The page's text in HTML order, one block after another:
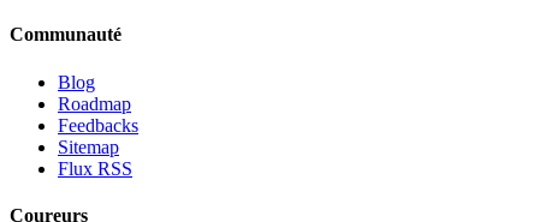
Communauté
Blog
Roadmap
Feedbacks
Sitemap
Flux RSS
Coureurs